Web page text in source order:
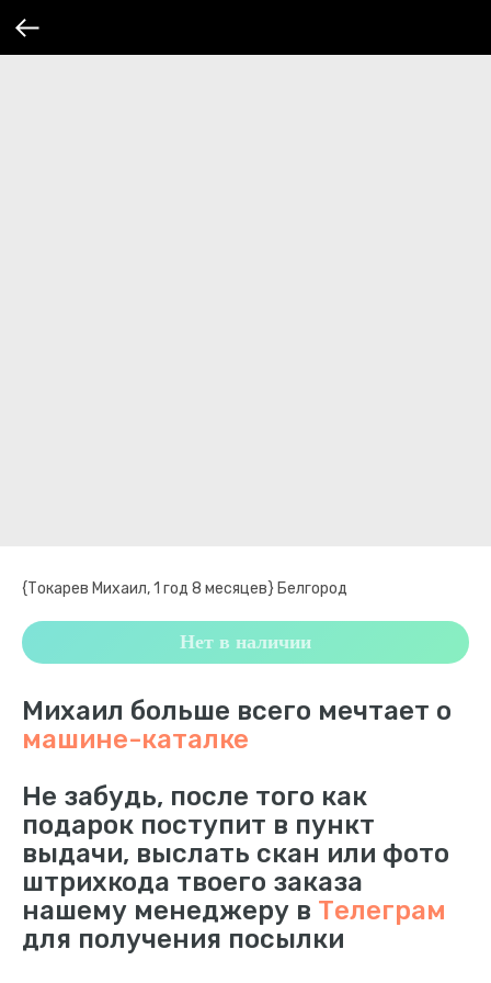
{Токарев Михаил, 1 год 8 месяцев} Белгород
Нет в наличии
Михаил больше всего мечтает о
машине-каталке
Не забудь, после того как
подарок поступит в пункт
выдачи, выслать скан или фото
штрихкода твоего заказа
нашему менеджеру в Телеграм
для получения посылки